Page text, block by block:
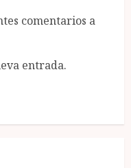
comentarios a
entrada.